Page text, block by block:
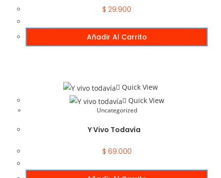
$ 29.900
Añadir Al Carrito
Quick View
Quick View
Uncategorized
Y Vivo Todavía
$ 69.000